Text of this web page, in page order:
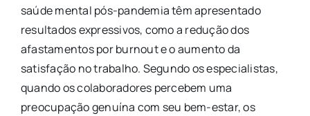
saúde mental pós-pandemia têm apresentado
resultados expressivos, como a redução dos
afastamentos por burnout e o aumento da
satisfação no trabalho. Segundo os especialistas,
quando os colaboradores percebem uma
preocupação genuína com seu bem-estar, os